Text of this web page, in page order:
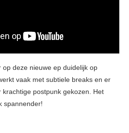
op deze nieuwe ep duidelijk op
vaak met subtiele breaks en er
postpunk gekozen. Het
spannender!